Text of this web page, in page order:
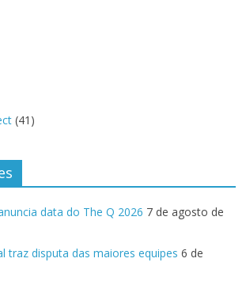
(41)
data do The Q 2026 7 de agosto de
traz disputa das maiores equipes 6 de